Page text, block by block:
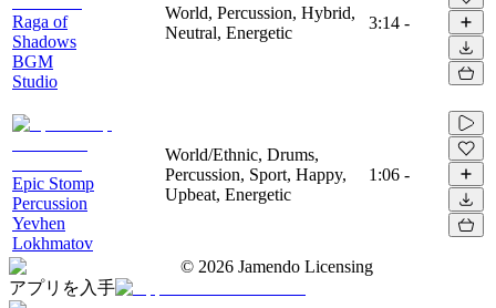
Raga of
Shadows
BGM
Studio
World, Percussion, Hybrid,
Neutral, Energetic
3:14 -
Epic Stomp
Percussion
Yevhen
Lokhmatov
World/Ethnic, Drums,
Percussion, Sport, Happy,
Upbeat, Energetic
1:06 -
© 2026 Jamendo Licensing
アプリを入手